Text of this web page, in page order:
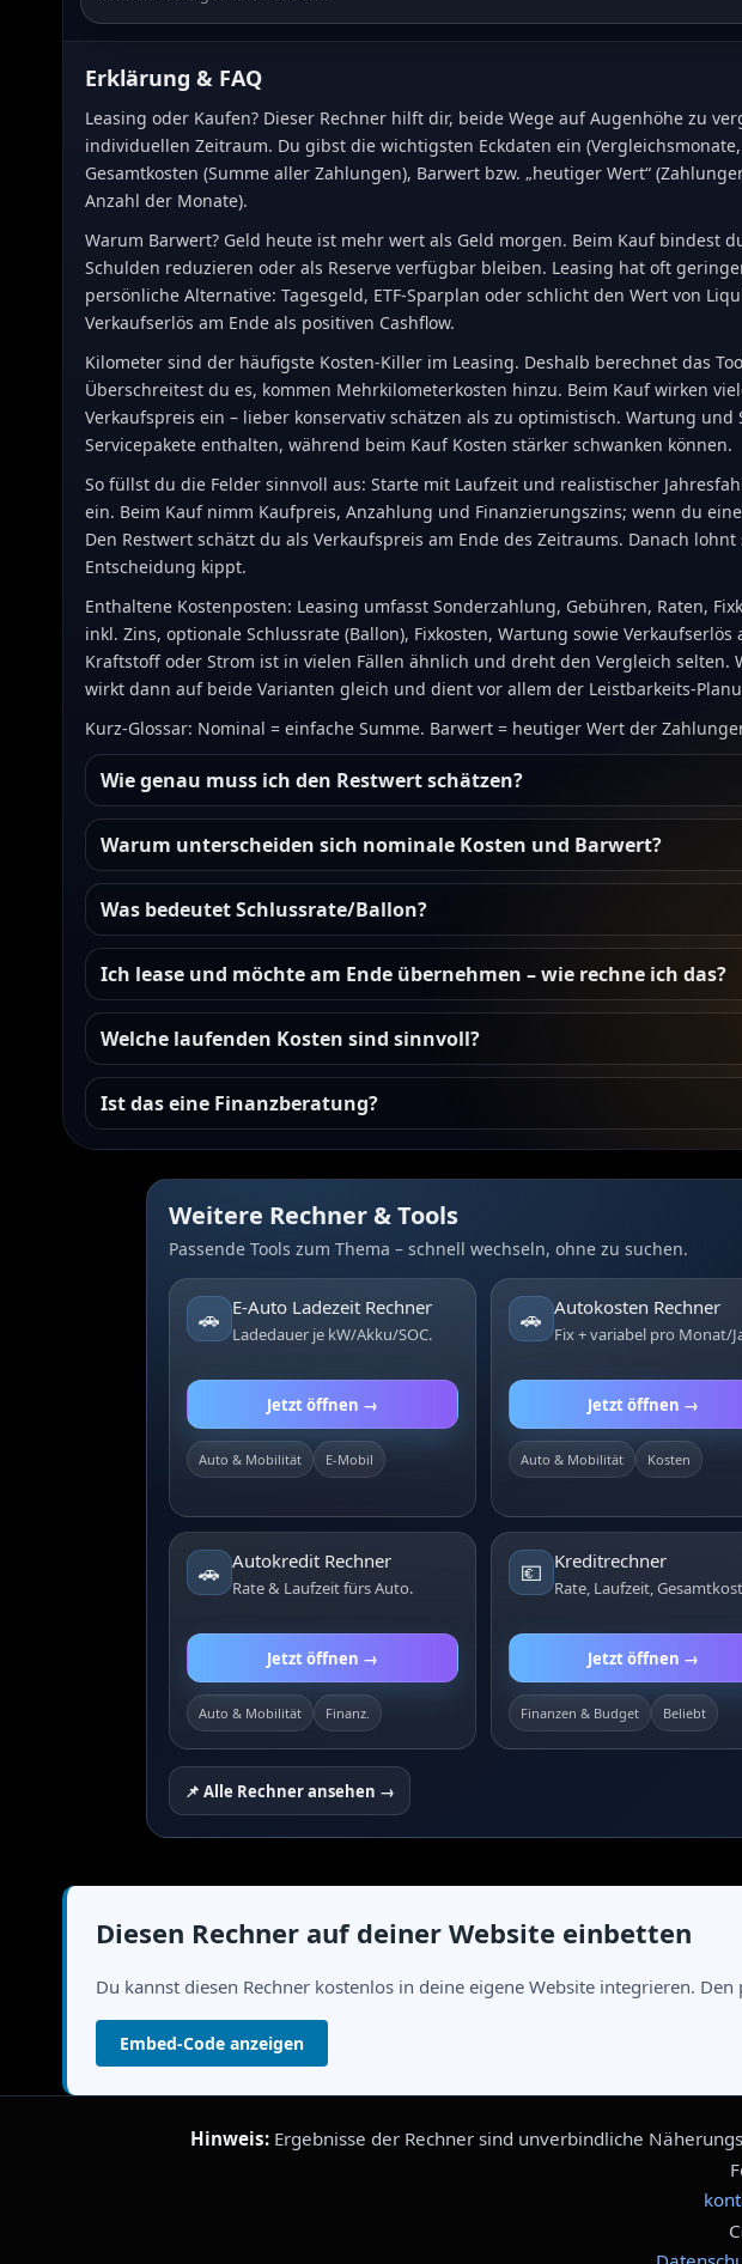
Erklärung & FAQ
Leasing oder Kaufen? Dieser Rechner hilft dir, beide Wege auf Augenhöhe zu
individuellen Zeitraum. Du gibst die wichtigsten Eckdaten ein
Gesamtkosten (Summe aller Zahlungen), Barwert bzw. „heutiger Wert“
Anzahl der Monate).
Warum Barwert? Geld heute ist mehr wert als Geld morgen. Beim Kauf bindest
Schulden reduzieren oder als Reserve verfügbar bleiben. Leasing hat oft
persönliche Alternative: Tagesgeld, ETF-Sparplan oder schlicht den Wert von
Verkaufserlös am Ende als positiven Cashflow.
Kilometer sind der häufigste Kosten-Killer im Leasing. Deshalb berechnet das
Überschreitest du es, kommen Mehrkilometerkosten hinzu. Beim Kauf wirken
Verkaufspreis ein – lieber konservativ schätzen als zu optimistisch. Wartung
Servicepakete enthalten, während beim Kauf Kosten stärker schwanken können.
So füllst du die Felder sinnvoll aus: Starte mit Laufzeit und realistischer
ein. Beim Kauf nimm Kaufpreis, Anzahlung und Finanzierungszins; wenn du
Den Restwert schätzt du als Verkaufspreis am Ende des Zeitraums. Danach
Entscheidung kippt.
Enthaltene Kostenposten: Leasing umfasst Sonderzahlung, Gebühren, Raten,
inkl. Zins, optionale Schlussrate (Ballon), Fixkosten, Wartung sowie
Kraftstoff oder Strom ist in vielen Fällen ähnlich und dreht den Vergleich
wirkt dann auf beide Varianten gleich und dient vor allem der Leistbarkeits-
Kurz-Glossar: Nominal = einfache Summe. Barwert = heutiger Wert der
Wie genau muss ich den Restwert schätzen?
Warum unterscheiden sich nominale Kosten und Barwert?
Was bedeutet Schlussrate/Ballon?
Ich lease und möchte am Ende übernehmen – wie rechne ich das?
Welche laufenden Kosten sind sinnvoll?
Ist das eine Finanzberatung?
Weitere Rechner & Tools
Passende Tools zum Thema – schnell wechseln, ohne zu suchen.
🚗 E-Auto Ladezeit Rechner
Ladedauer je kW/Akku/SOC.
Jetzt öffnen →
Auto & Mobilität E-Mobil
🚗 Autokosten Rechner
Fix + variabel pro Monat/
Jetzt öffnen →
Auto & Mobilität Kosten
🚗 Autokredit Rechner
Rate & Laufzeit fürs Auto.
Jetzt öffnen →
Auto & Mobilität Finanz.
💶 Kreditrechner
Rate, Laufzeit,
Jetzt öffnen →
Finanzen & Budget Beliebt
📌 Alle Rechner ansehen →
Diesen Rechner auf deiner Website einbetten
Du kannst diesen Rechner kostenlos in deine eigene Website integrieren.
Embed-Code anzeigen
Hinweis: Ergebnisse der Rechner sind unverbindliche